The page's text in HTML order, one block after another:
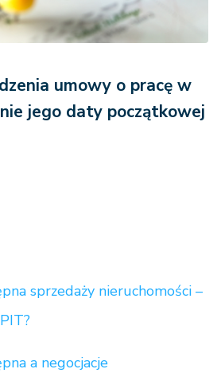
umowy o pracę w
jego daty początkowej
sprzedaży nieruchomości –
a negocjacje